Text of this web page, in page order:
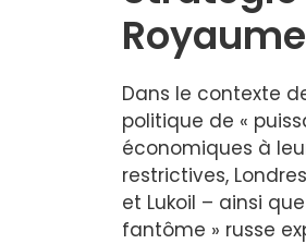
Dans le contexte
politique de «
économiques à
restrictives,
et Lukoil – ainsi
fantôme » russe